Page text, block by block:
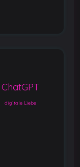
ChatGPT
digitale Liebe